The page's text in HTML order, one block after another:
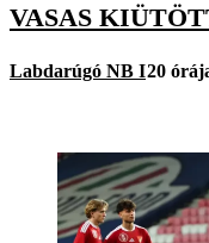
VASAS
Labdarúgó NB I20